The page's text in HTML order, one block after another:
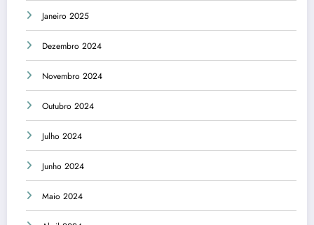
Janeiro 2025
Dezembro 2024
Novembro 2024
Outubro 2024
Julho 2024
Junho 2024
Maio 2024